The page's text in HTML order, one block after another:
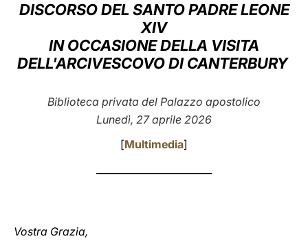
العربيّة
中文
LATINE
DISCORSO DEL SANTO PADRE LEONE
XIV
IN OCCASIONE DELLA VISITA
DELL'ARCIVESCOVO DI CANTERBURY
Biblioteca privata del Palazzo apostolico
Lunedì, 27 aprile 2026
[Multimedia]
Vostra Grazia,